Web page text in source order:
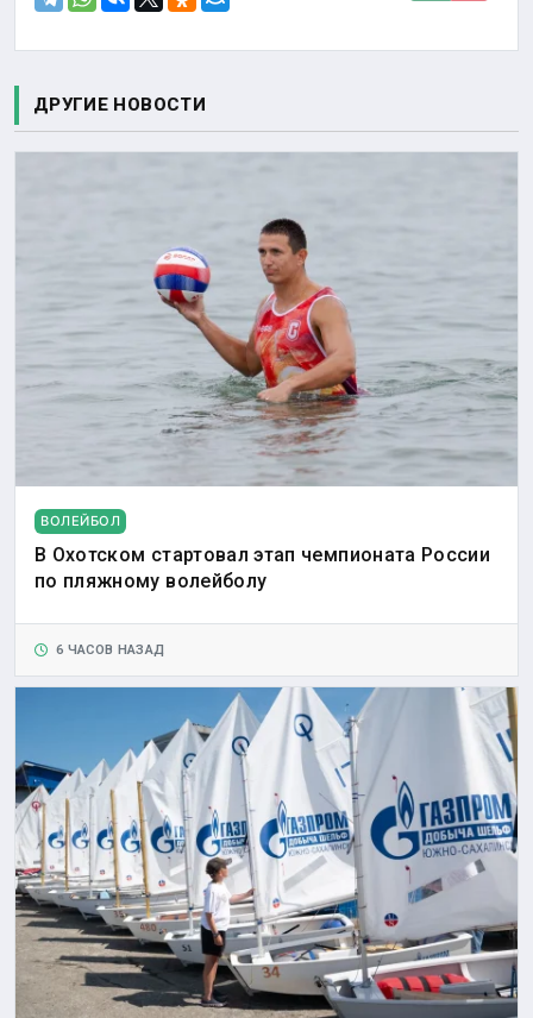
ДРУГИЕ НОВОСТИ
ВОЛЕЙБОЛ
В Охотском стартовал этап чемпионата России
по пляжному волейболу
6 ЧАСОВ НАЗАД